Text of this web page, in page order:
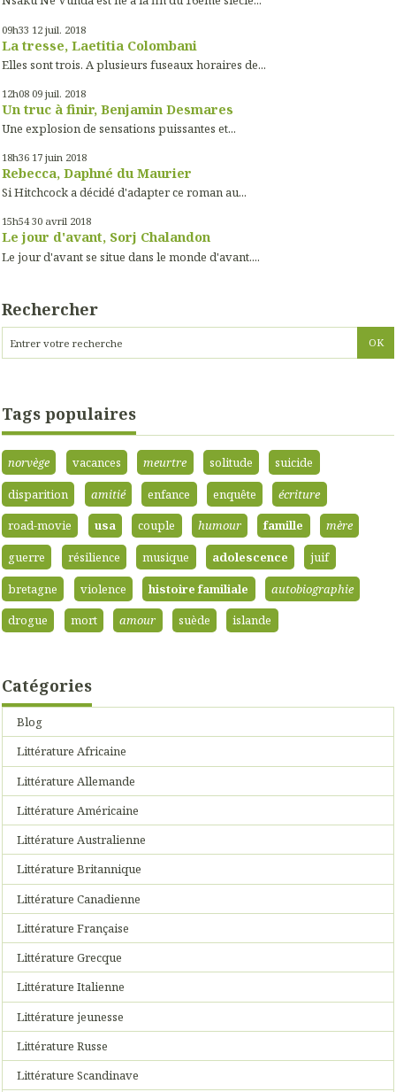
09h33 12 juil. 2018
La tresse, Laetitia Colombani
Elles sont trois. A plusieurs fuseaux horaires de...
12h08 09 juil. 2018
Un truc à finir, Benjamin Desmares
Une explosion de sensations puissantes et...
18h36 17 juin 2018
Rebecca, Daphné du Maurier
Si Hitchcock a décidé d'adapter ce roman au...
15h54 30 avril 2018
Le jour d'avant, Sorj Chalandon
Le jour d'avant se situe dans le monde d'avant....
Rechercher
Tags populaires
norvège vacances meurtre solitude
suicide
disparition
amitié enfance enquête
écriture
road-movie
usa couple humour famille
mère
guerre
résilience musique adolescence
juif
bretagne
violence histoire familiale
autobiographie
drogue
mort amour suède islande
Catégories
Blog
Littérature Africaine
Littérature Allemande
Littérature Américaine
Littérature Australienne
Littérature Britannique
Littérature Canadienne
Littérature Française
Littérature Grecque
Littérature Italienne
Littérature jeunesse
Littérature Russe
Littérature Scandinave